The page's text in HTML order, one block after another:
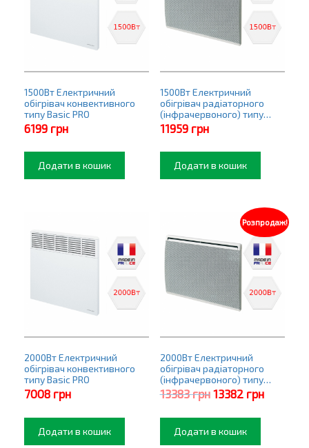
1500Вт Електричний
обігрівач конвективного
типу Basic PRO
6199 грн
Додати в кошик
1500Вт Електричний
обігрівач радіаторного
(інфрачервоного) типу
Premier PRO
11959 грн
Додати в кошик
2000Вт Електричний
обігрівач конвективного
типу Basic PRO
7008 грн
Додати в кошик
Розпродаж!
2000Вт Електричний
обігрівач радіаторного
(інфрачервоного) типу
Premier PRO
13383грн Оригінальна
13382 грнПоточна
Додати в кошик